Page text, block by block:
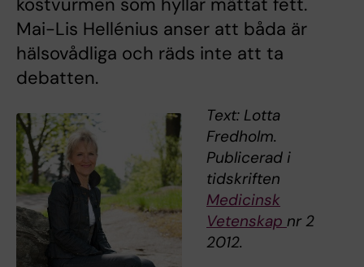
Mai-Lis Hellénius anser att båda är
hälsovådliga och räds inte att ta
debatten.
Text: Lotta
Fredholm.
Publicerad i
tidskriften
Medicinsk
Vetenskap nr 2
2012.